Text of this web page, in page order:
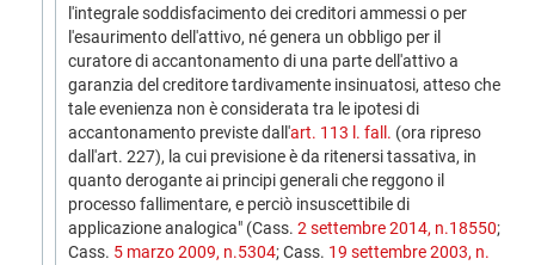
l'integrale soddisfacimento dei creditori ammessi o per
l'esaurimento dell'attivo, né genera un obbligo per il
curatore di accantonamento di una parte dell'attivo a
garanzia del creditore tardivamente insinuatosi, atteso che
tale evenienza non è considerata tra le ipotesi di
accantonamento previste dall'art. 113 l. fall. (ora ripreso
dall'art. 227), la cui previsione è da ritenersi tassativa, in
quanto derogante ai principi generali che reggono il
processo fallimentare, e perciò insuscettibile di
applicazione analogica" (Cass. 2 settembre 2014, n.18550;
Cass. 5 marzo 2009, n.5304; Cass. 19 settembre 2003, n.